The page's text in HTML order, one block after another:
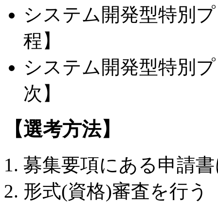
システム開発型特別
程】
システム開発型特別
次】
【選考方法】
募集要項にある申請
形式(資格)審査を行う